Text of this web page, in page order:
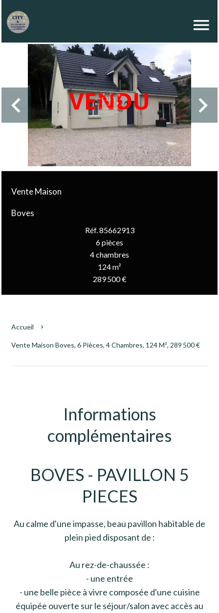
Vente Maison
Boves
Réf. 85662913
6 pièces
4 chambres
124 m²
289 500 €
Accueil
Vente Maison Boves, 6 Pièces, 4 Chambres, 124 M², 289 500 €
Informations
complémentaires
BOVES - PAVILLON 5
PIECES
Au calme d'une impasse, beau pavillon habitable de
plein pied disposant de :
Au rez-de-chaussée :
- une entrée
- une belle pièce à vivre composée d'une cuisine
équipée ouverte sur le séjour/salon avec accès au